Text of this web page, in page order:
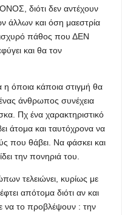
διότι δεν αντέχουν
άλλων και όση μαεστρία
ισχυρό πάθος που ΔΕΝ
και θα τον
η όποια κάποια στιγμή θα
άνθρωπος συνέχεια
Πχ ένα χαρακτηριστικό
άτομα και ταυτόχρονα να
που θάβει. Να φάσκει και
την πονηριά του.
τελειώνει, κυρίως με
απότομα διότι αν και
να το προβλέψουν : την